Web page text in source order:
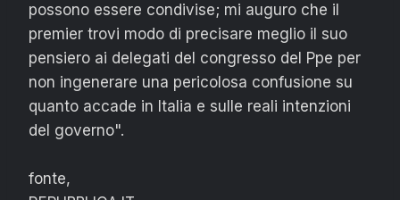
possono essere condivise; mi auguro che il
premier trovi modo di precisare meglio il suo
pensiero ai delegati del congresso del Ppe per
non ingenerare una pericolosa confusione su
quanto accade in Italia e sulle reali intenzioni
del governo".
fonte,